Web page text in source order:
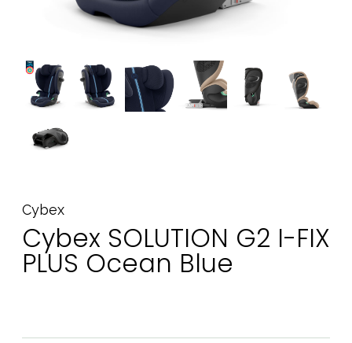
Cybex
Cybex SOLUTION G2 I-FIX
PLUS Ocean Blue
Varemerker
Sol og bading Outlet
Veiledning